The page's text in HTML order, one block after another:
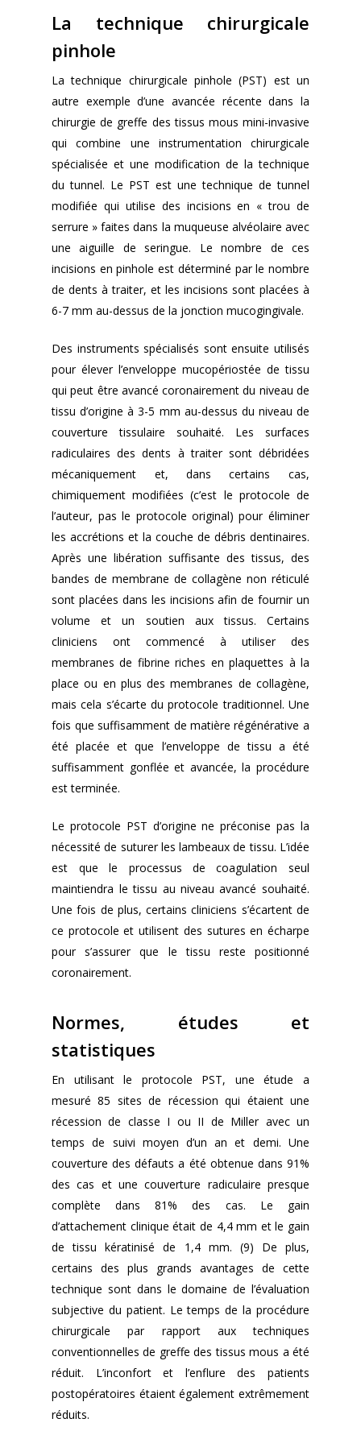
La technique chirurgicale
pinhole
La technique chirurgicale pinhole (PST) est un
autre exemple d’une avancée récente dans la
chirurgie de greffe des tissus mous mini-invasive
qui combine une instrumentation chirurgicale
spécialisée et une modification de la technique
du tunnel. Le PST est une technique de tunnel
modifiée qui utilise des incisions en « trou de
serrure » faites dans la muqueuse alvéolaire avec
une aiguille de seringue. Le nombre de ces
incisions en pinhole est déterminé par le nombre
de dents à traiter, et les incisions sont placées à
6-7 mm au-dessus de la jonction mucogingivale.
Des instruments spécialisés sont ensuite utilisés
pour élever l’enveloppe mucopériostée de tissu
qui peut être avancé coronairement du niveau de
tissu d’origine à 3-5 mm au-dessus du niveau de
couverture tissulaire souhaité. Les surfaces
radiculaires des dents à traiter sont débridées
mécaniquement et, dans certains cas,
chimiquement modifiées (c’est le protocole de
l’auteur, pas le protocole original) pour éliminer
les accrétions et la couche de débris dentinaires.
Après une libération suffisante des tissus, des
bandes de membrane de collagène non réticulé
sont placées dans les incisions afin de fournir un
volume et un soutien aux tissus. Certains
cliniciens ont commencé à utiliser des
membranes de fibrine riches en plaquettes à la
place ou en plus des membranes de collagène,
mais cela s’écarte du protocole traditionnel. Une
fois que suffisamment de matière régénérative a
été placée et que l’enveloppe de tissu a été
suffisamment gonflée et avancée, la procédure
est terminée.
Le protocole PST d’origine ne préconise pas la
nécessité de suturer les lambeaux de tissu. L’idée
est que le processus de coagulation seul
maintiendra le tissu au niveau avancé souhaité.
Une fois de plus, certains cliniciens s’écartent de
ce protocole et utilisent des sutures en écharpe
pour s’assurer que le tissu reste positionné
coronairement.
Normes, études et
statistiques
En utilisant le protocole PST, une étude a
mesuré 85 sites de récession qui étaient une
récession de classe I ou II de Miller avec un
temps de suivi moyen d’un an et demi. Une
couverture des défauts a été obtenue dans 91%
des cas et une couverture radiculaire presque
complète dans 81% des cas. Le gain
d’attachement clinique était de 4,4 mm et le gain
de tissu kératinisé de 1,4 mm. (9) De plus,
certains des plus grands avantages de cette
technique sont dans le domaine de l’évaluation
subjective du patient. Le temps de la procédure
chirurgicale par rapport aux techniques
conventionnelles de greffe des tissus mous a été
réduit. L’inconfort et l’enflure des patients
postopératoires étaient également extrêmement
réduits.